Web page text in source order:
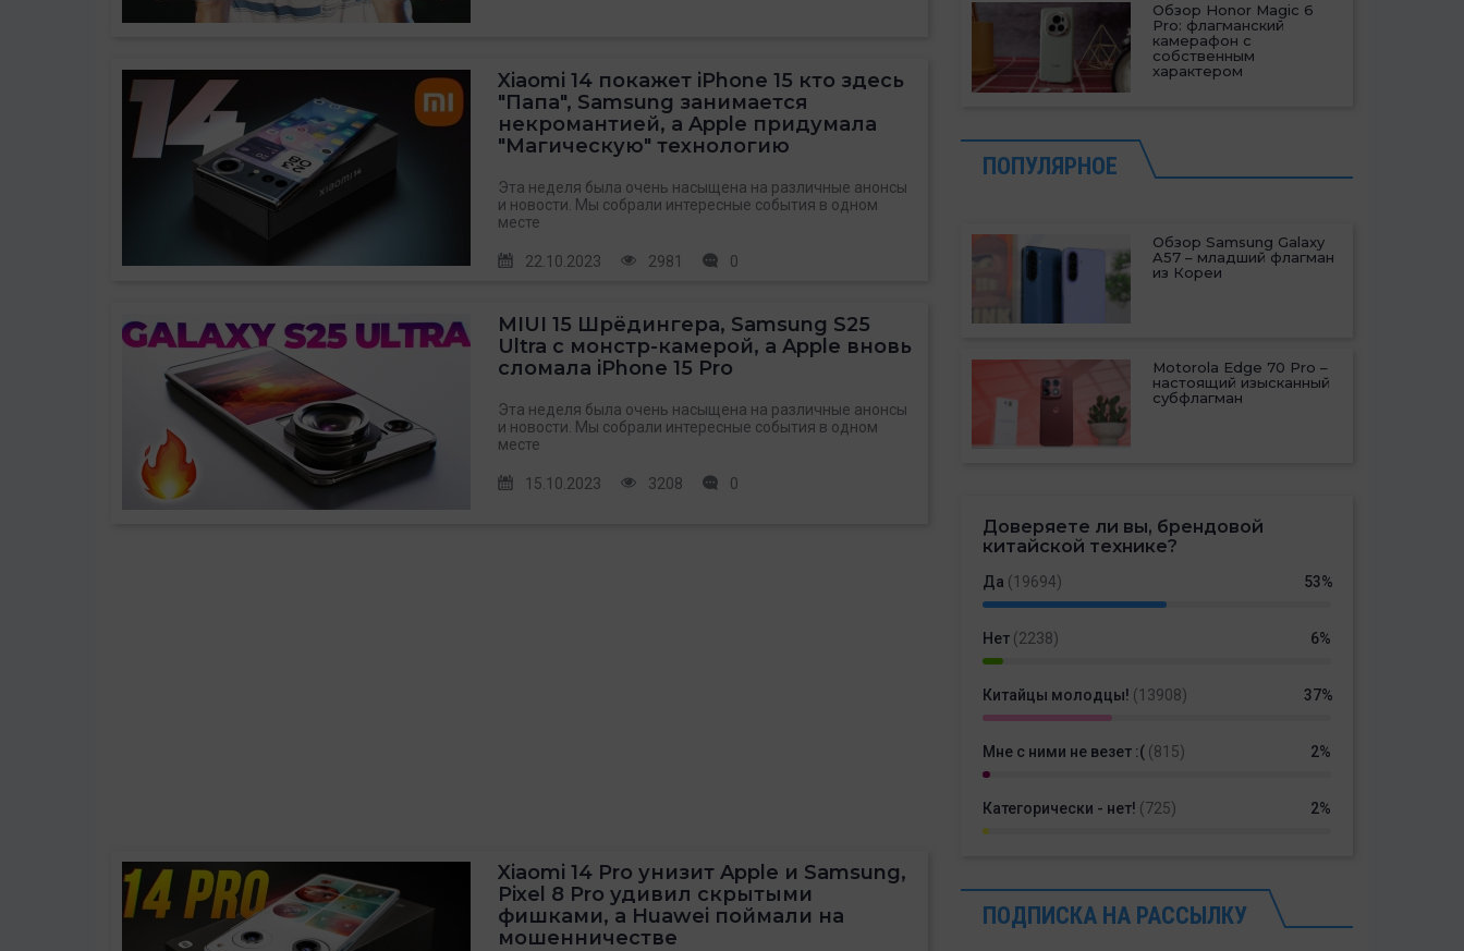
Xiaomi 14 покажет iPhone 15 кто здесь
"Папа", Samsung занимается
некромантией, а Apple придумала
"Магическую" технологию
Эта неделя была очень насыщена на различные анонсы
и новости. Мы собрали интересные события в одном
месте
22.10.2023 2981 0
MIUI 15 Шрёдингера, Samsung S25
Ultra с монстр-камерой, а Apple вновь
сломала iPhone 15 Pro
Эта неделя была очень насыщена на различные анонсы
и новости. Мы собрали интересные события в одном
месте
15.10.2023 3208 0
Xiaomi 14 Pro унизит Apple и Samsung,
Pixel 8 Pro удивил скрытыми
фишками, а Huawei поймали на
мошенничестве
Обзор Honor Magic 6
Pro: флагманский
камерафон с
собственным
характером
ПОПУЛЯРНОЕ
Обзор Samsung Galaxy
A57 – младший флагман
из Кореи
Motorola Edge 70 Pro –
настоящий изысканный
субфлагман
Доверяете ли вы, брендовой
китайской технике?
Да (19694) 53%
Нет (2238) 6%
Китайцы молодцы! (13908) 37%
Мне с ними не везет :( (815) 2%
Категорически - нет! (725) 2%
ПОДПИСКА НА РАССЫЛКУ